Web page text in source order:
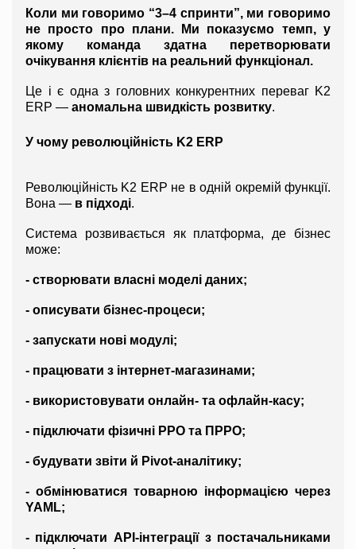
Коли ми говоримо “3–4 спринти”, ми говоримо
не просто про плани. Ми показуємо темп, у
якому команда здатна перетворювати
очікування клієнтів на реальний функціонал.
Це і є одна з головних конкурентних переваг K2
ERP — аномальна швидкість розвитку.
У чому революційність K2 ERP
Революційність K2 ERP не в одній окремій функції.
Вона — в підході.
Система розвивається як платформа, де бізнес
може:
- створювати власні моделі даних;
- описувати бізнес-процеси;
- запускати нові модулі;
- працювати з інтернет-магазинами;
- використовувати онлайн- та офлайн-касу;
- підключати фізичні РРО та ПРРО;
- будувати звіти й Pivot-аналітику;
- обмінюватися товарною інформацією через
YAML;
- підключати API-інтеграції з постачальниками